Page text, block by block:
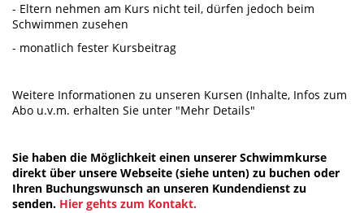
- Eltern nehmen am Kurs nicht teil, dürfen jedoch beim
Schwimmen zusehen
- monatlich fester Kursbeitrag
Weitere Informationen zu unseren Kursen (Inhalte, Infos zum
Abo u.v.m. erhalten Sie unter "Mehr Details"
Sie haben die Möglichkeit einen unserer Schwimmkurse
direkt über unsere Webseite (siehe unten) zu buchen oder
Ihren Buchungswunsch an unseren Kundendienst zu
senden. Hier gehts zum Kontakt.